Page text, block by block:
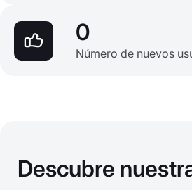
0
Número de nuevos
Descubre